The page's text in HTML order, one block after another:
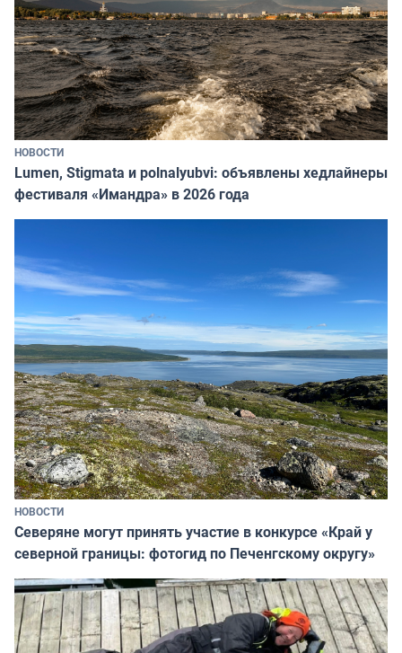
НОВОСТИ
Lumen, Stigmata и polnalyubvi: объявлены хедлайнеры
фестиваля «Имандра» в 2026 года
НОВОСТИ
Северяне могут принять участие в конкурсе «Край у
северной границы: фотогид по Печенгскому округу»